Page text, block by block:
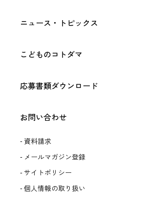
ニュース・トピックス
こどものコトダマ
応募書類ダウンロード
お問い合わせ
資料請求
メールマガジン登録
サイトポリシー
個人情報の取り扱い